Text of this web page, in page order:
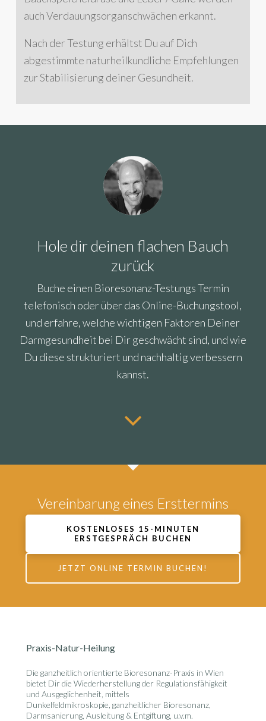
auch Verdauungsorganschwächen erkannt.
Nach der Testung erhältst Du auf Dich
abgestimmte naturheilkundliche Empfehlungen
zur Stabilisierung deiner Gesundheit.
Hole dir deinen flachen Bauch
zurück
Buche einen Bioresonanz-Testungs Termin
telefonisch oder über das Online-Buchungstool,
und erfahre, welche wichtigen Faktoren Deiner
Darmgesundheit bei Dir geschwächt sind, und wie
Du diese strukturiert und nachhaltig verbessern
kannst.
Vereinbarung eines Ersttermins
KOSTENLOSES 15-MINUTEN
ERSTGESPRÄCH BUCHEN
JETZT ONLINE TERMIN BUCHEN!
Praxis-Natur-Heilung
Die ganzheitlich orientierte Bioresonanz-Praxis in Wien
bietet Dir die Wiederherstellung der Regulationsfähigkeit
und Ausgeglichenheit, mittels
Dunkelfeldmikroskopie, ganzheitlicher Bioresonanz,
Darmsanierung, Ausleitung & Entgiftung, u.v.m.